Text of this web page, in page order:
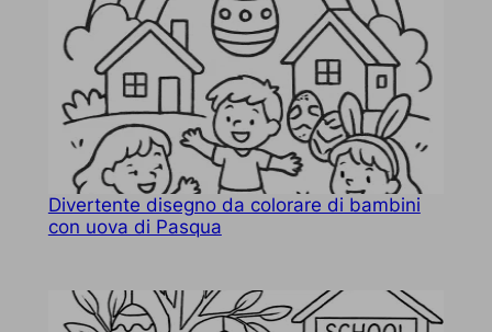
Divertente disegno da colorare di bambini
con uova di Pasqua